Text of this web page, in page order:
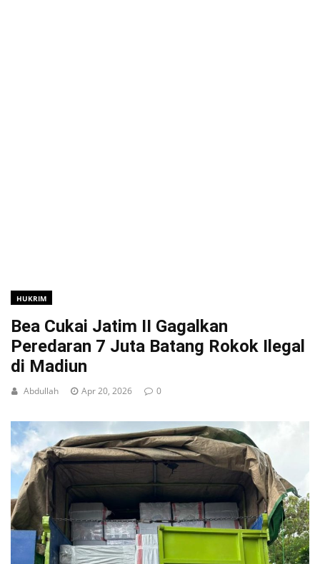
HUKRIM
Bea Cukai Jatim II Gagalkan
Peredaran 7 Juta Batang Rokok Ilegal
di Madiun
Abdullah Apr 20, 2026 0